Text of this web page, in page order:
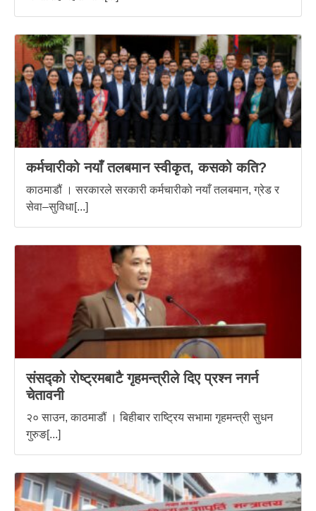
कर्मचारीको नयाँ तलबमान स्वीकृत, कसको कति?
काठमाडौं । सरकारले सरकारी कर्मचारीको नयाँ तलबमान, ग्रेड र
सेवा–सुविधा[...]
संसद्को रोष्ट्रमबाटै गृहमन्त्रीले दिए प्रश्न नगर्न
चेतावनी
२० साउन, काठमाडौं । बिहीबार राष्ट्रिय सभामा गृहमन्त्री सुधन
गुरुङ[...]